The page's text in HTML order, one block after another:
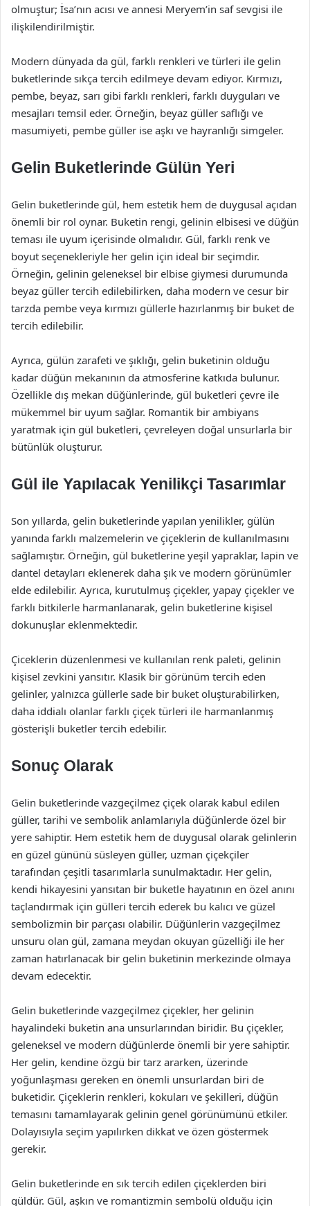
olmuştur; İsa’nın acısı ve annesi Meryem’in saf sevgisi ile
ilişkilendirilmiştir.
Modern dünyada da gül, farklı renkleri ve türleri ile gelin
buketlerinde sıkça tercih edilmeye devam ediyor. Kırmızı,
pembe, beyaz, sarı gibi farklı renkleri, farklı duyguları ve
mesajları temsil eder. Örneğin, beyaz güller saflığı ve
masumiyeti, pembe güller ise aşkı ve hayranlığı simgeler.
Gelin Buketlerinde Gülün Yeri
Gelin buketlerinde gül, hem estetik hem de duygusal açıdan
önemli bir rol oynar. Buketin rengi, gelinin elbisesi ve düğün
teması ile uyum içerisinde olmalıdır. Gül, farklı renk ve
boyut seçenekleriyle her gelin için ideal bir seçimdir.
Örneğin, gelinin geleneksel bir elbise giymesi durumunda
beyaz güller tercih edilebilirken, daha modern ve cesur bir
tarzda pembe veya kırmızı güllerle hazırlanmış bir buket de
tercih edilebilir.
Ayrıca, gülün zarafeti ve şıklığı, gelin buketinin olduğu
kadar düğün mekanının da atmosferine katkıda bulunur.
Özellikle dış mekan düğünlerinde, gül buketleri çevre ile
mükemmel bir uyum sağlar. Romantik bir ambiyans
yaratmak için gül buketleri, çevreleyen doğal unsurlarla bir
bütünlük oluşturur.
Gül ile Yapılacak Yenilikçi Tasarımlar
Son yıllarda, gelin buketlerinde yapılan yenilikler, gülün
yanında farklı malzemelerin ve çiçeklerin de kullanılmasını
sağlamıştır. Örneğin, gül buketlerine yeşil yapraklar, lapin ve
dantel detayları eklenerek daha şık ve modern görünümler
elde edilebilir. Ayrıca, kurutulmuş çiçekler, yapay çiçekler ve
farklı bitkilerle harmanlanarak, gelin buketlerine kişisel
dokunuşlar eklenmektedir.
Çiceklerin düzenlenmesi ve kullanılan renk paleti, gelinin
kişisel zevkini yansıtır. Klasik bir görünüm tercih eden
gelinler, yalnızca güllerle sade bir buket oluşturabilirken,
daha iddialı olanlar farklı çiçek türleri ile harmanlanmış
gösterişli buketler tercih edebilir.
Sonuç Olarak
Gelin buketlerinde vazgeçilmez çiçek olarak kabul edilen
güller, tarihi ve sembolik anlamlarıyla düğünlerde özel bir
yere sahiptir. Hem estetik hem de duygusal olarak gelinlerin
en güzel gününü süsleyen güller, uzman çiçekçiler
tarafından çeşitli tasarımlarla sunulmaktadır. Her gelin,
kendi hikayesini yansıtan bir buketle hayatının en özel anını
taçlandırmak için gülleri tercih ederek bu kalıcı ve güzel
sembolizmin bir parçası olabilir. Düğünlerin vazgeçilmez
unsuru olan gül, zamana meydan okuyan güzelliği ile her
zaman hatırlanacak bir gelin buketinin merkezinde olmaya
devam edecektir.
Gelin buketlerinde vazgeçilmez çiçekler, her gelinin
hayalindeki buketin ana unsurlarından biridir. Bu çiçekler,
geleneksel ve modern düğünlerde önemli bir yere sahiptir.
Her gelin, kendine özgü bir tarz ararken, üzerinde
yoğunlaşması gereken en önemli unsurlardan biri de
buketidir. Çiçeklerin renkleri, kokuları ve şekilleri, düğün
temasını tamamlayarak gelinin genel görünümünü etkiler.
Dolayısıyla seçim yapılırken dikkat ve özen göstermek
gerekir.
Gelin buketlerinde en sık tercih edilen çiçeklerden biri
güldür. Gül, aşkın ve romantizmin sembolü olduğu için